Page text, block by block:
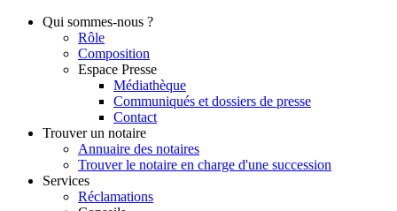
Qui sommes-nous ?
Rôle
Composition
Espace Presse
Médiathèque
Communiqués et dossiers de presse
Contact
Trouver un notaire
Annuaire des notaires
Trouver le notaire en charge d'une succession
Services
Réclamations